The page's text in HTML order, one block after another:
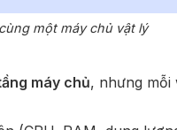
một máy chủ vật lý
máy chủ, nhưng mỗi